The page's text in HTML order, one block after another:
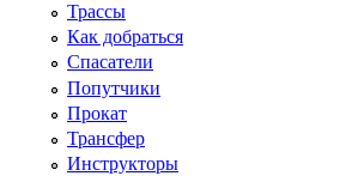
Трассы
Как добраться
Спасатели
Попутчики
Прокат
Трансфер
Инструкторы